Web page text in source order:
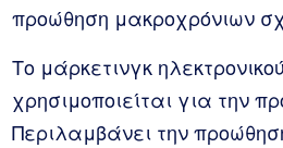
προώθηση μακροχρόνιων
Το μάρκετινγκ
χρησιμοποιείται για την
Περιλαμβάνει την